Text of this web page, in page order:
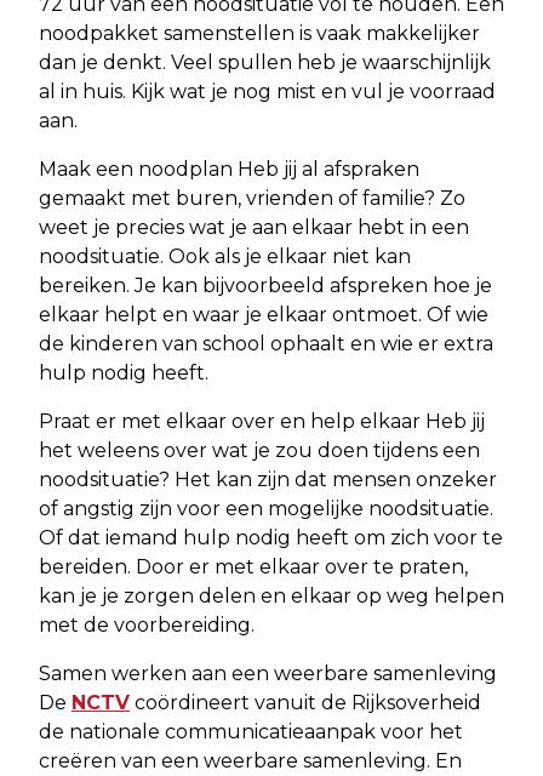
noodpakket samenstellen is vaak makkelijker
dan je denkt. Veel spullen heb je waarschijnlijk
al in huis. Kijk wat je nog mist en vul je voorraad
aan.
Maak een noodplan Heb jij al afspraken
gemaakt met buren, vrienden of familie? Zo
weet je precies wat je aan elkaar hebt in een
noodsituatie. Ook als je elkaar niet kan
bereiken. Je kan bijvoorbeeld afspreken hoe je
elkaar helpt en waar je elkaar ontmoet. Of wie
de kinderen van school ophaalt en wie er extra
hulp nodig heeft.
Praat er met elkaar over en help elkaar Heb jij
het weleens over wat je zou doen tijdens een
noodsituatie? Het kan zijn dat mensen onzeker
of angstig zijn voor een mogelijke noodsituatie.
Of dat iemand hulp nodig heeft om zich voor te
bereiden. Door er met elkaar over te praten,
kan je je zorgen delen en elkaar op weg helpen
met de voorbereiding.
Samen werken aan een weerbare samenleving
De NCTV coördineert vanuit de Rijksoverheid
de nationale communicatieaanpak voor het
creëren van een weerbare samenleving. En